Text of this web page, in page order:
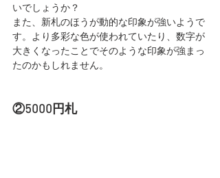
いでしょうか？
また、新札のほうが動的な印象が強いようで
す。より多彩な色が使われていたり、数字が
大きくなったことでそのような印象が強まっ
たのかもしれません。
②5000円札